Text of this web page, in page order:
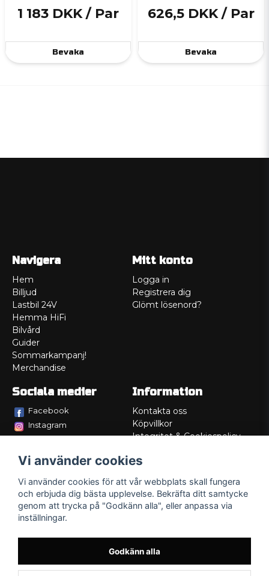
1 183 DKK / Par
Bevaka
626,5 DKK / Par
Bevaka
Navigera
Hem
Billjud
Lastbil 24V
Hemma HiFi
Bilvård
Guider
Sommarkampanj!
Merchandise
Mitt konto
Logga in
Registrera dig
Glömt lösenord?
Sociala medier
Facebook
Instagram
Information
Kontakta oss
Köpvillkor
Integritet & Cookiespolicy
Service/Garanti
Lådritning
Om oss
Vi använder cookies
Vi använder cookies för att vår webbplats skall fungera
och erbjuda dig bästa upplevelse. Bekräfta ditt samtycke
genom att trycka på "Godkänn alla", eller anpassa via
inställningar.
Godkänn alla